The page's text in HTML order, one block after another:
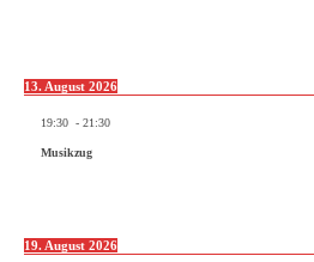
13. August 2026
19:30 - 21:30
Musikzug
19. August 2026